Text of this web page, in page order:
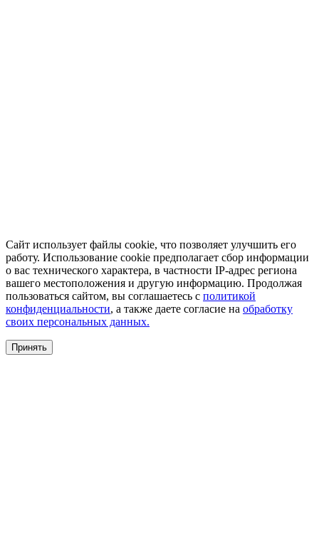
Сайт использует файлы cookie, что позволяет улучшить его
работу. Использование cookie предполагает сбор информации
о вас технического характера, в частности IP-адрес региона
вашего местоположения и другую информацию. Продолжая
пользоваться сайтом, вы соглашаетесь с политикой
конфиденциальности, а также даете согласие на обработку
своих персональных данных.
Принять